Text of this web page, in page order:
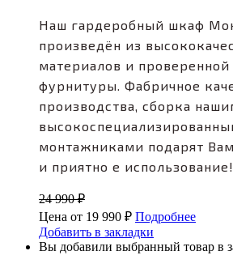
Наш гардеробный шкаф
произведён из
материалов и
фурнитуры. Фабричное
производства, сборка
монтажниками подарят
и приятно е использование!
24 990₽
Цена от 19 990 ₽ Подробнее
Добавить в закладки
Вы добавили выбранный товар в